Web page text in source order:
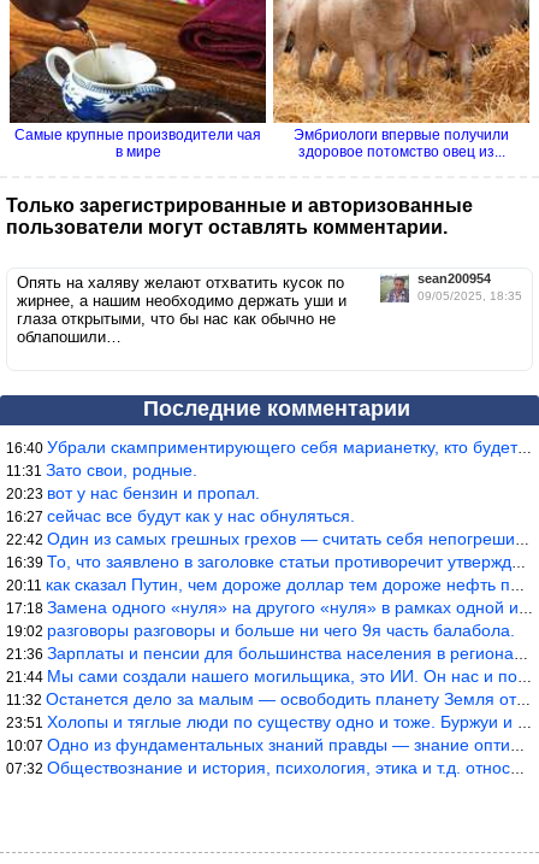
Самые крупные производители чая
в мире
Эмбриологи впервые получили
здоровое потомство овец из...
Только зарегистрированные и авторизованные
пользователи могут оставлять комментарии.
sean200954
09/05/2025, 18:35
Опять на халяву желают отхватить кусок по
жирнее, а нашим необходимо держать уши и
глаза открытыми, что бы нас как обычно не
облапошили…
Последние комментарии
16:40 Убрали скамприментирующего себя марианетку, кто будет следующим…
11:31 Зато свои, родные.
20:23 вот у нас бензин и пропал.
16:27 сейчас все будут как у нас обнуляться.
22:42 Один из самых грешных грехов — считать себя непогрешимым.
16:39 То, что заявлено в заголовке статьи противоречит утверждению &qu
20:11 как сказал Путин, чем дороже доллар тем дороже нефть продадим.
17:18 Замена одного «нуля» на другого «нуля» в рамках одной и той же с
19:02 разговоры разговоры и больше ни чего 9я часть балабола.
21:36 Зарплаты и пенсии для большинства населения в регионах нищенские
21:44 Мы сами создали нашего могильщика, это ИИ. Он нас и похоронит. М
11:32 Останется дело за малым — освободить планету Земля от глупого ви
23:51 Холопы и тяглые люди по существу одно и тоже. Буржуи и холопы сн
10:07 Одно из фундаментальных знаний правды — знание оптимума производ
07:32 Обществознание и история, психология, этика и т.д. относятся к н